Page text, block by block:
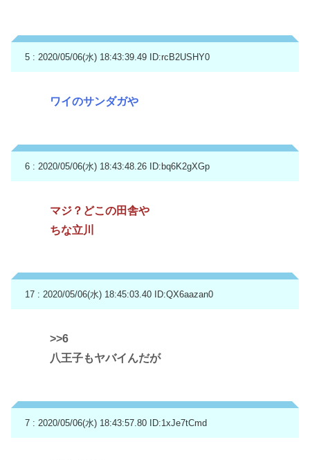
5 : 2020/05/06(水) 18:43:39.49 ID:rcB2USHY0
ワイのサンダガや
6 : 2020/05/06(水) 18:43:48.26 ID:bq6K2gXGp
マジ？どこの田舎や
ちな立川
17 : 2020/05/06(水) 18:45:03.40 ID:QX6aazan0
>>6
八王子もヤバイんだが
7 : 2020/05/06(水) 18:43:57.80 ID:1xJe7tCmd